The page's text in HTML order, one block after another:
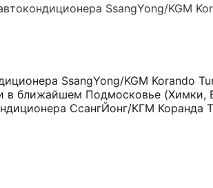
SsangYong/KGM
SsangYong/KGM Korando
в ближайшем Подмосковье (Химки,
СсангЙонг/КГМ Коранда